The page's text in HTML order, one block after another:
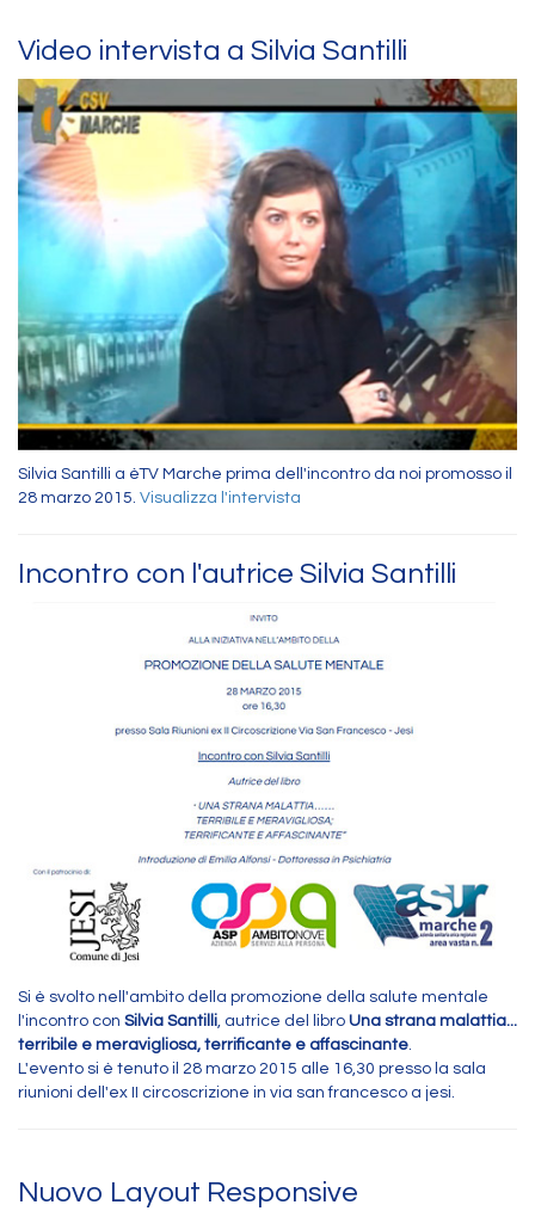
Video intervista a Silvia Santilli
Silvia Santilli a èTV Marche prima dell'incontro da noi promosso il
28 marzo 2015. Visualizza l'intervista
Incontro con l'autrice Silvia Santilli
Si è svolto nell'ambito della promozione della salute mentale
l'incontro con Silvia Santilli , autrice del libro Una strana malattia...
terribile e meravigliosa, terrificante e affascinante
L'evento si è tenuto il 28 marzo 2015 alle 16,30 presso la sala
riunioni dell'ex II circoscrizione in via san francesco a jesi.
Nuovo Layout Responsive